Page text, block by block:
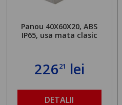
Panou 40X60X20, ABS
IP65, usa mata clasic
22621 lei
DETALII